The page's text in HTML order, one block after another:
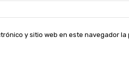
y sitio web en este navegador la